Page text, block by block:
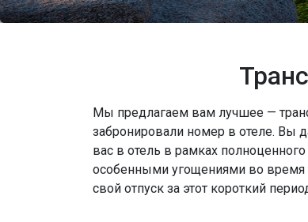
Мы предлагаем вам лучшее —
забронировали номер в отеле. Вы
вас в отель в рамках
особенными угощениями во время
свой отпуск за этот короткий